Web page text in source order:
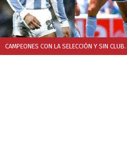
CAMPEONES CON LA SELECCIÓN Y SIN CLUB.